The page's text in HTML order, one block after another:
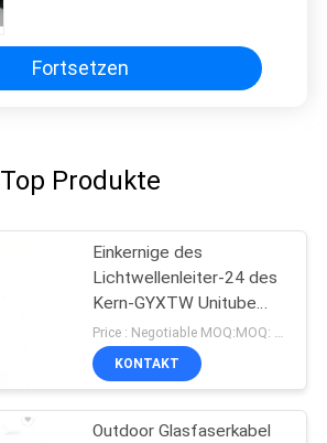
Fortsetzen
Top Produkte
Einkernige des
Lichtwellenleiter-24 des
Kern-GYXTW Unitube
paralleler Stahldraht
Stärke-des
Mitgliedszwei
Price : Negotiable MOQ:MOQ: 1000meter
KONTAKT
Outdoor Glasfaserkabel